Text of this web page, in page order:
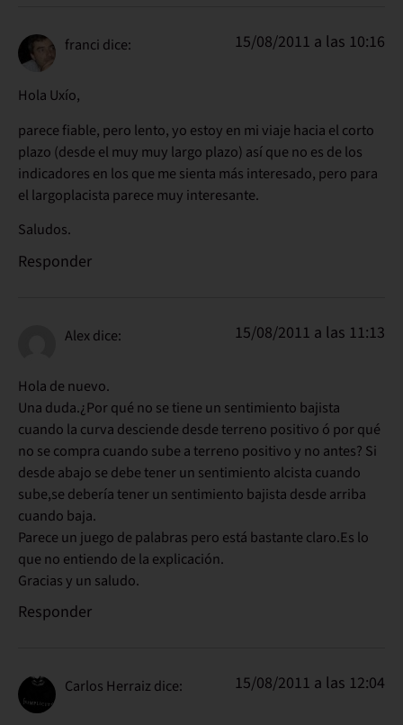
franci dice: 15/08/2011 a las 10:16
Hola Uxío,
parece fiable, pero lento, yo estoy en mi viaje hacia el corto
plazo (desde el muy muy largo plazo) así que no es de los
indicadores en los que me sienta más interesado, pero para
el largoplacista parece muy interesante.
Saludos.
Responder
Alexdice: 15/08/2011 a las 11:13
Hola de nuevo.
Una duda.¿Por qué no se tiene un sentimiento bajista
cuando la curva desciende desde terreno positivo ó por qué
no se compra cuando sube a terreno positivo y no antes? Si
desde abajo se debe tener un sentimiento alcista cuando
sube,se debería tener un sentimiento bajista desde arriba
cuando baja.
Parece un juego de palabras pero está bastante claro.Es lo
que no entiendo de la explicación.
Gracias y un saludo.
Responder
Carlos Herraizdice: 15/08/2011 a las 12:04